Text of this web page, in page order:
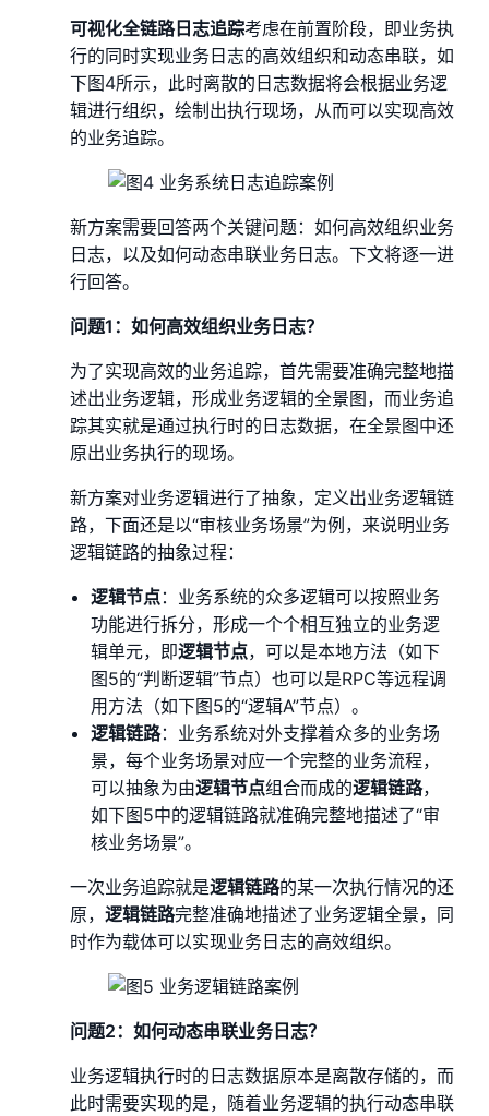
可视化全链路日志追踪考虑在前置阶段，即业务执
行的同时实现业务日志的高效组织和动态串联，如
下图4所示，此时离散的日志数据将会根据业务逻
辑进行组织，绘制出执行现场，从而可以实现高效
的业务追踪。
新方案需要回答两个关键问题：如何高效组织业务
日志，以及如何动态串联业务日志。下文将逐一进
行回答。
问题1：如何高效组织业务日志？
为了实现高效的业务追踪，首先需要准确完整地描
述出业务逻辑，形成业务逻辑的全景图，而业务追
踪其实就是通过执行时的日志数据，在全景图中还
原出业务执行的现场。
新方案对业务逻辑进行了抽象，定义出业务逻辑链
路，下面还是以“审核业务场景”为例，来说明业务
逻辑链路的抽象过程：
逻辑节点：业务系统的众多逻辑可以按照业务
功能进行拆分，形成一个个相互独立的业务逻
辑单元，即逻辑节点，可以是本地方法（如下
图5的“判断逻辑”节点）也可以是RPC等远程调
用方法（如下图5的“逻辑A”节点）。
逻辑链路：业务系统对外支撑着众多的业务场
景，每个业务场景对应一个完整的业务流程，
可以抽象为由逻辑节点组合而成的逻辑链路，
如下图5中的逻辑链路就准确完整地描述了“审
核业务场景”。
一次业务追踪就是逻辑链路的某一次执行情况的还
原， 逻辑链路完整准确地描述了业务逻辑全景，同
时作为载体可以实现业务日志的高效组织。
问题2：如何动态串联业务日志？
业务逻辑执行时的日志数据原本是离散存储的，而
此时需要实现的是，随着业务逻辑的执行动态串联